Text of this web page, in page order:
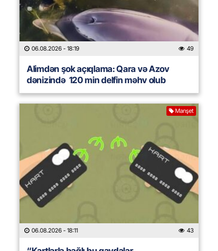
06.08.2026 - 18:19 49
Alimdən şok açıqlama: Qara və Azov
dənizində 120 min delfin məhv olub
Manşet
06.08.2026 - 18:11 43